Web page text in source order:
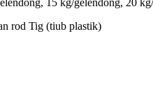
15 kg/gelendong, 20
rod Tig (tiub plastik)